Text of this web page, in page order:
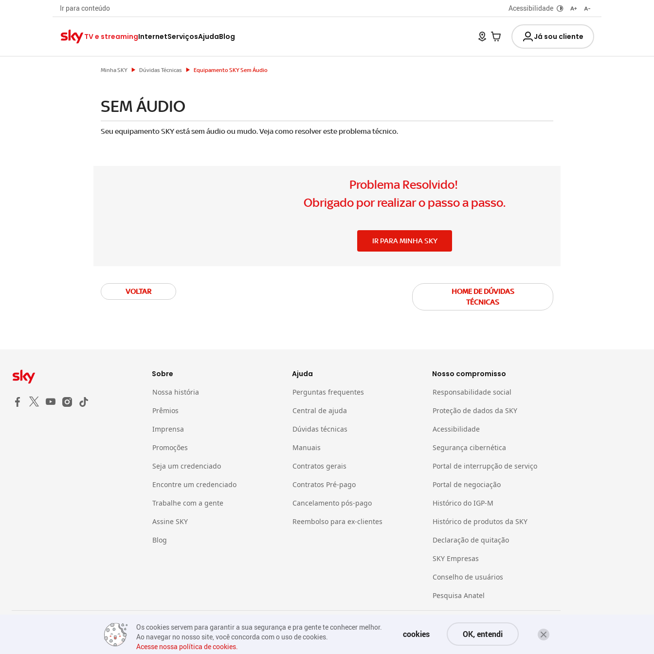
Minha SKY Dúvidas Técnicas Equipamento SKY Sem Áudio
SEM ÁUDIO
Seu equipamento SKY está sem áudio ou mudo. Veja como resolver este problema técnico.
Problema Resolvido!
Obrigado por realizar o passo a passo.
IR PARA MINHA SKY
VOLTAR
HOME DE DÚVIDAS
TÉCNICAS
Os cookies servem para garantir a sua segurança e pra gente te conhecer melhor.
Ao navegar no nosso site, você concorda com o uso de cookies.
Acesse nossa política de cookies.
cookies OK, entendi
Ir para conteúdo Acessibilidade
TV e streamingInternetServiçosAjudaBlog Já sou cliente
Sobre
Nossa história
Prêmios
Imprensa
Promoções
Seja um credenciado
Encontre um credenciado
Trabalhe com a gente
Assine SKY
Blog
Ajuda
Perguntas frequentes
Central de ajuda
Dúvidas técnicas
Manuais
Contratos gerais
Contratos Pré-pago
Cancelamento pós-pago
Reembolso para ex-clientes
Nosso compromisso
Responsabilidade social
Proteção de dados da SKY
Acessibilidade
Segurança cibernética
Portal de interrupção de serviço
Portal de negociação
Histórico do IGP-M
Histórico de produtos da SKY
Declaração de quitação
SKY Empresas
Conselho de usuários
Pesquisa Anatel
Política de privacidadeConsumidor.gov
® 2024 SKY - Todos os direitos reservados.